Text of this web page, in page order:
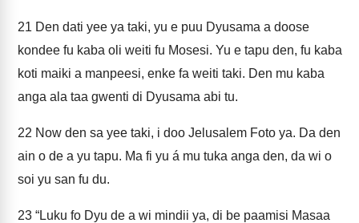
21 Den dati yee ya taki, yu e puu Dyusama a doose
kondee fu kaba oli weiti fu Mosesi. Yu e tapu den, fu kaba
koti maiki a manpeesi, enke fa weiti taki. Den mu kaba
anga ala taa gwenti di Dyusama abi tu.
22 Now den sa yee taki, i doo Jelusalem Foto ya. Da den
ain o de a yu tapu. Ma fi yu á mu tuka anga den, da wi o
soi yu san fu du.
23 “Luku fo Dyu de a wi mindii ya, di be paamisi Masaa